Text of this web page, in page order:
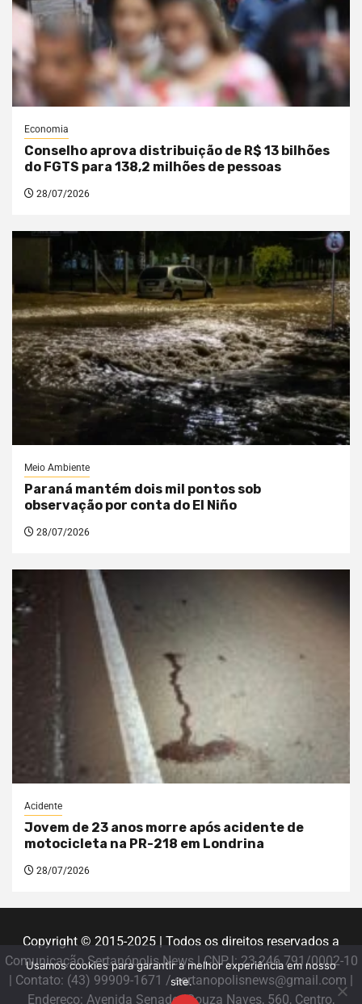
Economia
Conselho aprova distribuição de R$ 13 bilhões
do FGTS para 138,2 milhões de pessoas
28/07/2026
Meio Ambiente
Paraná mantém dois mil pontos sob
observação por conta do El Niño
28/07/2026
Acidente
Jovem de 23 anos morre após acidente de
motocicleta na PR-218 em Londrina
28/07/2026
Copyright © 2015-2025 | Todos os direitos reservados a
Comunicação Sertanópolis News | CNPJ: 23.246.791/0002-10
| Contato: (43) 99909-1671 / sertanopolisnews@gmail.com |
Endereço: Avenida Senador Souza Naves, 560, Centro,
Usamos cookies para garantir a melhor experiência em nosso
site.